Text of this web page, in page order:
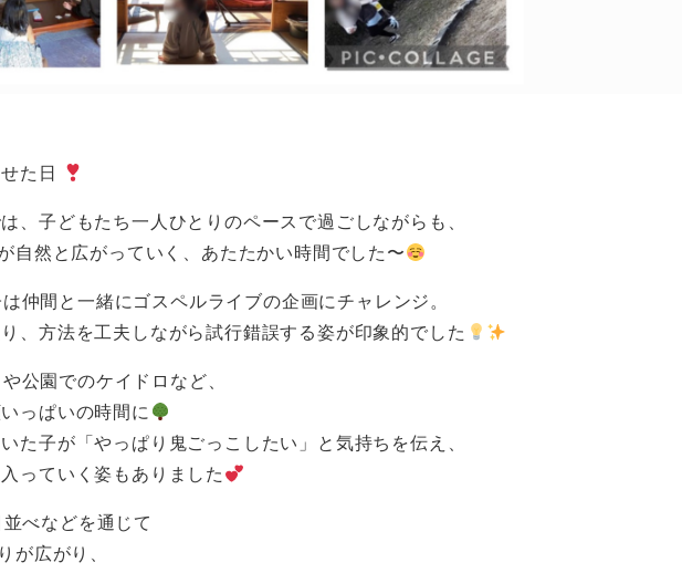
た日
、子どもたち一人ひとりのペースで過ごしながらも、
自然と広がっていく、あたたかい時間でした〜
仲間と一緒にゴスペルライブの企画にチャレンジ。
、方法を工夫しながら試行錯誤する姿が印象的でした
公園でのケイドロなど、
っぱいの時間に
た子が「やっぱり鬼ごっこしたい」と気持ちを伝え、
っていく姿もありました
べなどを通じて
が広がり、